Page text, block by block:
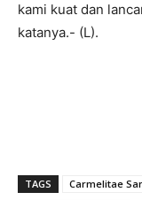
kami kuat dan
katanya.- (L).
TAGS Carmelitae